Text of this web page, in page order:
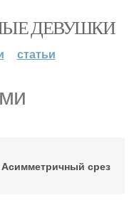
ДЕВУШКИ
статьи
Асимметричный срез